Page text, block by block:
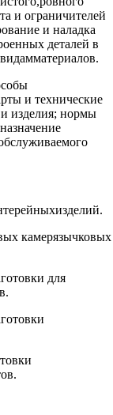
и ограничителей
и наладка
деталей в
и технические
изделия; нормы
камерязычковых
для